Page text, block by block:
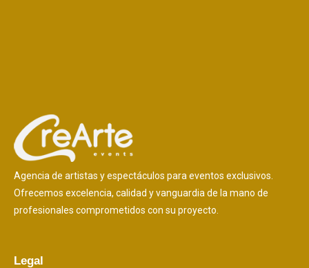
Agencia de artistas y espectáculos para eventos exclusivos.
Ofrecemos excelencia, calidad y vanguardia de la mano de
profesionales comprometidos con su proyecto.
Legal